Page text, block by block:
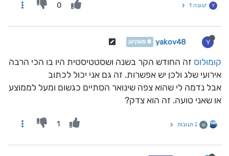
Y תגובה 1 0
Y
yakov48 ❄️ משקיען
קומולוס זה החודש הקר בשנה ושסטטיסטית היו בו הכי הרבה
אירועי שלג ולכן יש אפשרות. זה גם אני יכול לכתוב
אבל נדמה לי שהוא צפה שינואר הסתיים כגשום ומעל לממוצע
או שאני טועה. זה הוא צדק?
ש 2 תגובות 1